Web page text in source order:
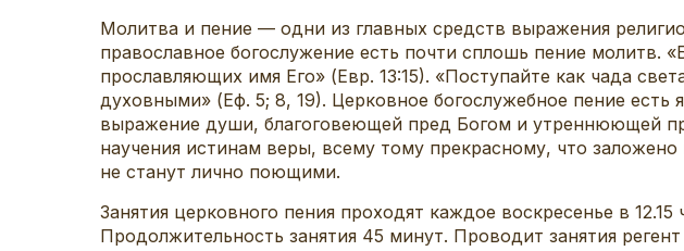
Молитва и пение — одни из главных средств выражения
православное богослужение есть почти сплошь пение молитв.
прославляющих имя Его» (Евр. 13:15). «Поступайте как чада
духовными» (Еф. 5; 8, 19). Церковное богослужебное пение
выражение души, благоговеющей пред Богом и утреннюющей
научения истинам веры, всему тому прекрасному, что
не станут лично поющими.
Занятия церковного пения проходят каждое воскресенье в
Продолжительность занятия 45 минут. Проводит занятия